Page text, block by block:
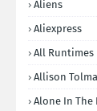
Aliens
Aliexpress
All Runtimes
Allison
Alone In The